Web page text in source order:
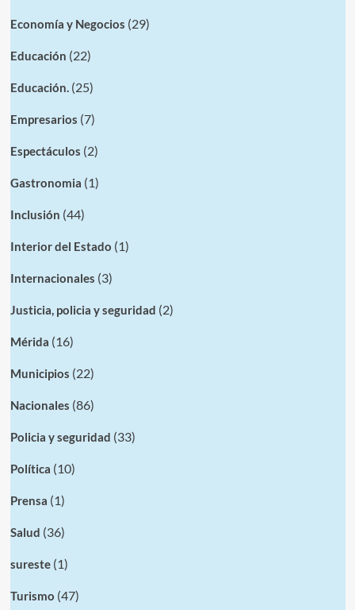
Economía y Negocios (29)
Educación (22)
Educación.(25)
Empresarios (7)
Espectáculos (2)
Gastronomia (1)
Inclusión (44)
Interior del Estado (1)
Internacionales (3)
Justicia, policia y seguridad (2)
Mérida (16)
Municipios (22)
Nacionales (86)
Policia y seguridad (33)
Política (10)
Prensa (1)
Salud (36)
sureste(1)
Turismo (47)